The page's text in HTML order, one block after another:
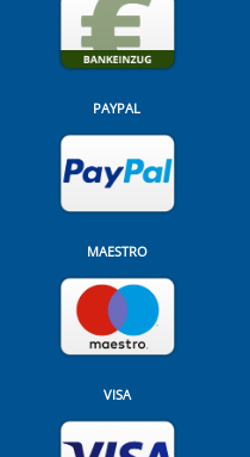
PAYPAL
MAESTRO
VISA